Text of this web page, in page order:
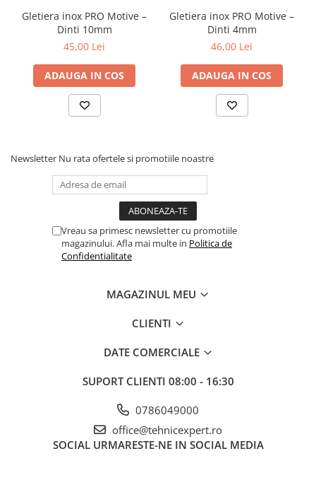
Gletiera inox PRO Motive –
Dinti 10mm
45,00 Lei
ADAUGA IN COS
Gletiera inox PRO Motive –
Dinti 4mm
46,00 Lei
ADAUGA IN COS
Newsletter Nu rata ofertele si promotiile noastre
Vreau sa primesc newsletter cu promotiile
magazinului. Afla mai multe in Politica de
Confidentialitate
MAGAZINUL MEU
CLIENTI
DATE COMERCIALE
SUPORT CLIENTI 08:00 - 16:30
0786049000
office@tehnicexpert.ro
SOCIAL URMARESTE-NE IN SOCIAL MEDIA